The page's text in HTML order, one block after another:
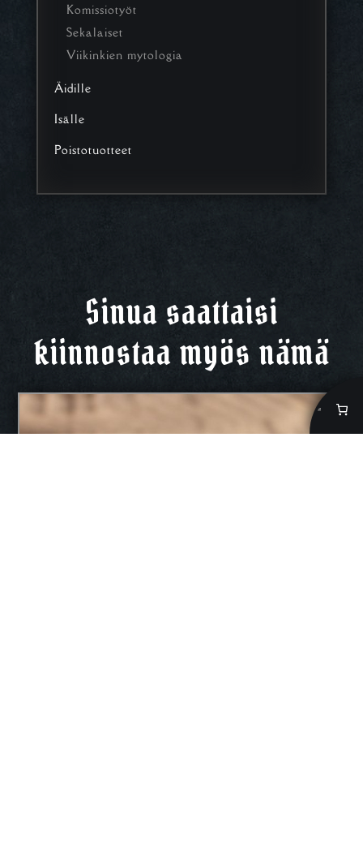
Komissiotyöt
Sekalaiset
Viikinkien mytologia
Äidille
Isälle
Poistotuotteet
Sinua saattaisi
kiinnostaa myös nämä